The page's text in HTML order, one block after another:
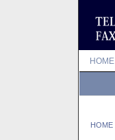
HOME
HOME